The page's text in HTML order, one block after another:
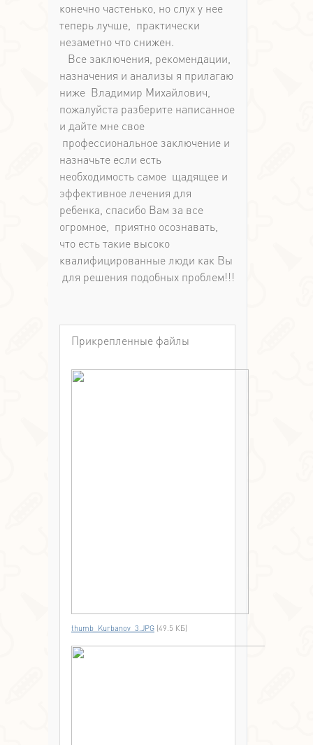
конечно частенько, но слух у нее
теперь лучше, практически
незаметно что снижен.
Все заключения, рекомендации,
назначения и анализы я прилагаю
ниже Владимир Михайлович,
пожалуйста разберите написанное
и дайте мне свое
профессиональное заключение и
назначьте если есть
необходимость самое щадящее и
эффективное лечения для
ребенка, спасибо Вам за все
огромное, приятно осознавать,
что есть такие высоко
квалифицированные люди как Вы
для решения подобных проблем!!!
Прикрепленные файлы
thumb_Kurbanov_3.JPG (49.5 КБ)